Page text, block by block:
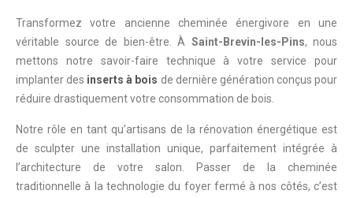
Transformez votre ancienne cheminée énergivore en une
véritable source de bien-être. À Saint-Brevin-les-Pins, nous
mettons notre savoir-faire technique à votre service pour
implanter des inserts à bois de dernière génération conçus pour
réduire drastiquement votre consommation de bois.
Notre rôle en tant qu’artisans de la rénovation énergétique est
de sculpter une installation unique, parfaitement intégrée à
l’architecture de votre salon. Passer de la cheminée
traditionnelle à la technologie du foyer fermé à nos côtés, c’est